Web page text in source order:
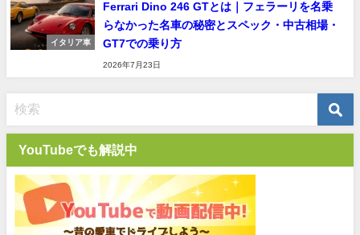
イタリア車
Ferrari Dino 246 GTとは｜フェラーリを名乗
らなかった名車の秘密とスペック・中古相場・
GT7での乗り方
2026年7月23日
YouTubeでも解説中